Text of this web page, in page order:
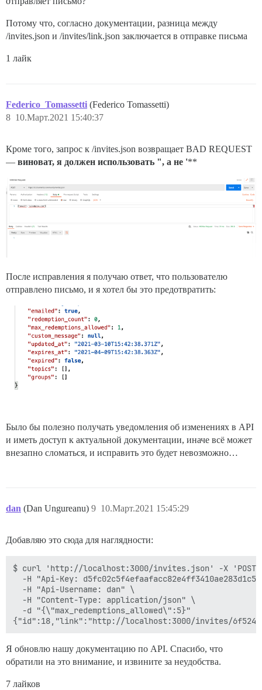
Потому что, согласно документации, разница между
/invites.json и /invites/link.json заключается в отправке письма
1 лайк
Federico_Tomassetti (Federico Tomassetti)
10.Март.2021 15:40:37
8
Кроме того, запрос к /invites.json возвращает BAD REQUEST
— виноват, я должен использовать ", а не '**
После исправления я получаю ответ, что пользователю
отправлено письмо, и я хотел бы это предотвратить:
Было бы полезно получать уведомления об изменениях в API
и иметь доступ к актуальной документации, иначе всё может
внезапно сломаться, и исправить это будет невозможно…
dan (Dan Ungureanu) 10.Март.2021 15:45:29
9
Добавляю это сюда для наглядности:
$ curl 'http://localhost:3000/invites.json' -X
-H "Api-Key:
  -H "Api-Username: dan" \
  -H "Content-Type: application/json" \
  -d "{\"max_redemptions_allowed\":5}"
Я обновлю нашу документацию по API. Спасибо, что
обратили на это внимание, и извините за неудобства.
7 лайков